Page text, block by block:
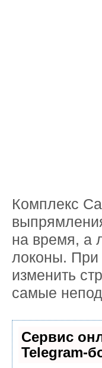
Комплекс
на время, а
локоны. При
изменить
самые
Сервис
Telegram-